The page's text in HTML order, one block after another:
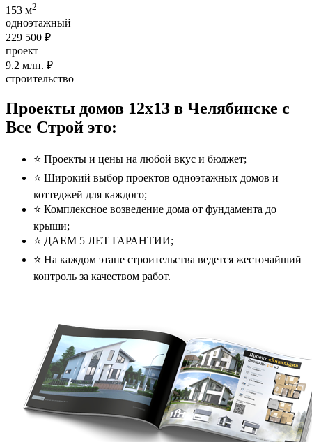
153 м2
одноэтажный
229 500 ₽
проект
9.2 млн. ₽
строительство
Проекты домов 12x13 в Челябинске с
Все Строй это:
⭐️ Проекты и цены на любой вкус и бюджет;
⭐️ Широкий выбор проектов одноэтажных домов и
коттеджей для каждого;
⭐️ Комплексное возведение дома от фундамента до
крыши;
⭐️ ДАЕМ 5 ЛЕТ ГАРАНТИИ;
⭐️ На каждом этапе строительства ведется жесточайший
контроль за качеством работ.